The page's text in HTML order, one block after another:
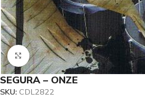
Klik om te vergroten
SEGURA – ONZE
SKU: CDL2822